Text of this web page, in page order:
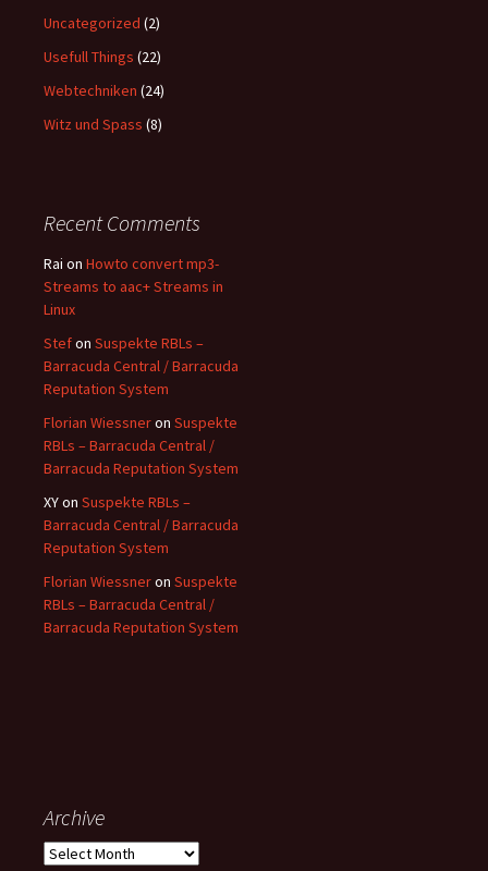
Uncategorized (2)
Usefull Things (22)
Webtechniken (24)
Witz und Spass (8)
Recent Comments
Rai on Howto convert mp3-
Streams to aac+ Streams in
Linux
Stefon Suspekte RBLs –
Barracuda Central / Barracuda
Reputation System
Florian Wiessneron Suspekte
RBLs – Barracuda Central /
Barracuda Reputation System
XYon Suspekte RBLs –
Barracuda Central / Barracuda
Reputation System
Florian Wiessneron Suspekte
RBLs – Barracuda Central /
Barracuda Reputation System
Archive
Archive